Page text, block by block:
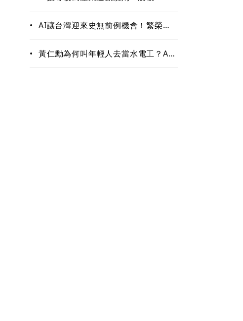
失」 品牌如何搶下話語權？
• AI讓台灣迎來史無前例機會！繁榮背
其衝
• 黃仁勳為何叫年輕人去當水電工？AI